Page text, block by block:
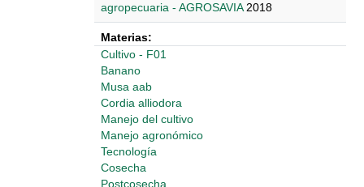
agropecuaria - AGROSAVIA 2018
Materias:
Cultivo - F01
Banano
Musa aab
Cordia alliodora
Manejo del cultivo
Manejo agronómico
Tecnología
Cosecha
Postcosecha